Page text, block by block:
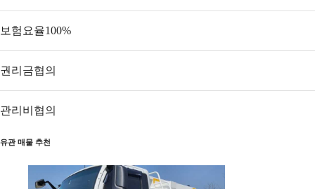
보험요율100%
권리금협의
관리비 협의
유관 매물 추천